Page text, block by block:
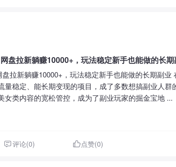
盘拉新躺赚10000+，玩法稳定新手也能做的长
拉新躺赚10000+，玩法稳定新手也能做的长期副业
量稳定、能长期变现的项目，成了多数想搞副业人群
女类内容的宽松管控，成为了副业玩家的掘金宝地 ...
评论(0) 点赞(0)